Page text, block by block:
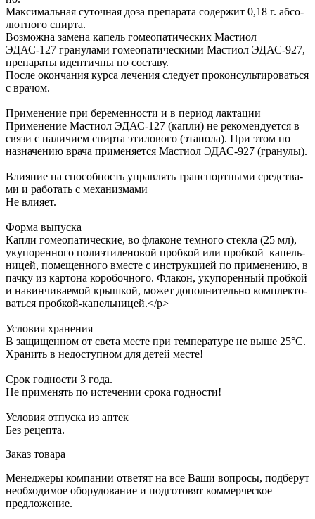
Мак­си­маль­ная су­точ­ная до­за пре­па­ра­та со­дер­жит 0,18 г. аб­со­
лют­но­го спир­та.
Воз­мож­на за­ме­на ка­пель го­мео­па­ти­че­ских Ма­стиол
ЭДАС-127 гра­ну­ла­ми го­мео­па­ти­че­ски­ми Ма­стиол ЭДАС-927,
пре­па­ра­ты иден­тич­ны по со­ста­ву.
По­сле окон­ча­ния кур­са ле­че­ния сле­ду­ет про­кон­суль­ти­ро­вать­ся
с вра­чом.
При­ме­не­ние при бе­ре­мен­но­сти и в пе­ри­од лак­та­ции
При­ме­не­ние Ма­стиол ЭДАС-127 (кап­ли) не ре­ко­мен­ду­ет­ся в
свя­зи с на­ли­чи­ем спир­та эти­ло­во­го (эта­но­ла). При этом по
назна­че­нию вра­ча при­ме­ня­ет­ся Ма­стиол ЭДАС-927 (гра­ну­лы).
Влия­ние на спо­соб­ность управ­лять транс­порт­ны­ми сред­ства­
ми и ра­бо­тать с ме­ха­низ­ма­ми
Не вли­я­ет.
Фор­ма вы­пус­ка
Капли гомео­па­ти­че­ские, во флаконе темно­го стек­ла (25 мл),
укупо­рен­но­го поли­эти­ле­но­вой проб­кой или проб­кой–капель­
ни­цей, поме­щен­но­го вместе с инструк­ци­ей по приме­не­нию, в
пачку из карто­на коро­боч­но­го. Флакон, укупо­рен­ный проб­кой
и навин­чи­ва­е­мой крыш­кой, может допол­ни­тель­но комплек­то­
вать­ся проб­кой-капель­ни­цей.</p>
Усло­вия хра­не­ния
В за­щи­щен­ном от све­та ме­сте при тем­пе­ра­ту­ре не вы­ше 25°С.
Хра­нить в не­до­ступ­ном для де­тей ме­сте!
Срок год­но­сти 3 го­да.
Не при­ме­нять по ис­те­че­нии сро­ка год­но­сти!
Усло­вия от­пус­ка из ап­тек
Без ре­цеп­та.
Заказ товара
Менеджеры компании ответят на все Ваши вопросы, подберут
необходимое оборудование и подготовят коммерческое
предложение.